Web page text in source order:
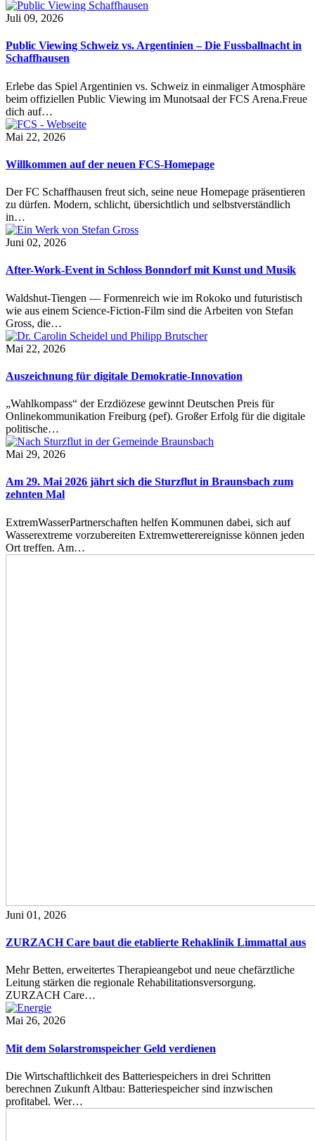
Juli 09, 2026
Public Viewing Schweiz vs. Argentinien – Die Fussballnacht in
Schaffhausen
Erlebe das Spiel Argentinien vs. Schweiz in einmaliger Atmosphäre
beim offiziellen Public Viewing im Munotsaal der FCS Arena.Freue
dich auf…
Mai 22, 2026
Willkommen auf der neuen FCS-Homepage
Der FC Schaffhausen freut sich, seine neue Homepage präsentieren
zu dürfen. Modern, schlicht, übersichtlich und selbstverständlich
in…
Juni 02, 2026
After-Work-Event in Schloss Bonndorf mit Kunst und Musik
Waldshut-Tiengen — Formenreich wie im Rokoko und futuristisch
wie aus einem Science-Fiction-Film sind die Arbeiten von Stefan
Gross, die…
Mai 22, 2026
Auszeichnung für digitale Demokratie-Innovation
„Wahlkompass“ der Erzdiözese gewinnt Deutschen Preis für
Onlinekommunikation Freiburg (pef). Großer Erfolg für die digitale
politische…
Mai 29, 2026
Am 29. Mai 2026 jährt sich die Sturzflut in Braunsbach zum
zehnten Mal
ExtremWasserPartnerschaften helfen Kommunen dabei, sich auf
Wasserextreme vorzubereiten Extremwetterereignisse können jeden
Ort treffen. Am…
Juni 01, 2026
ZURZACH Care baut die etablierte Rehaklinik Limmattal aus
Mehr Betten, erweitertes Therapieangebot und neue chefärztliche
Leitung stärken die regionale Rehabilitationsversorgung.
ZURZACH Care…
Mai 26, 2026
Mit dem Solarstromspeicher Geld verdienen
Die Wirtschaftlichkeit des Batteriespeichers in drei Schritten
berechnen Zukunft Altbau: Batteriespeicher sind inzwischen
profitabel. Wer…